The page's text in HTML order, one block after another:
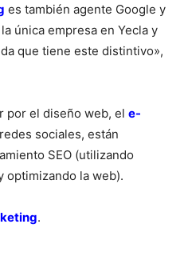
es también agente Google y
única empresa en Yecla y
que tiene este distintivo»,
por el diseño web, el e-
sociales, están
SEO (utilizando
optimizando la web).
.